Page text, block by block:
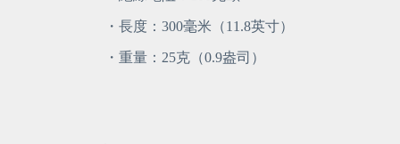
・長度：300毫米（11.8英寸）
・重量：25克（0.9盎司）